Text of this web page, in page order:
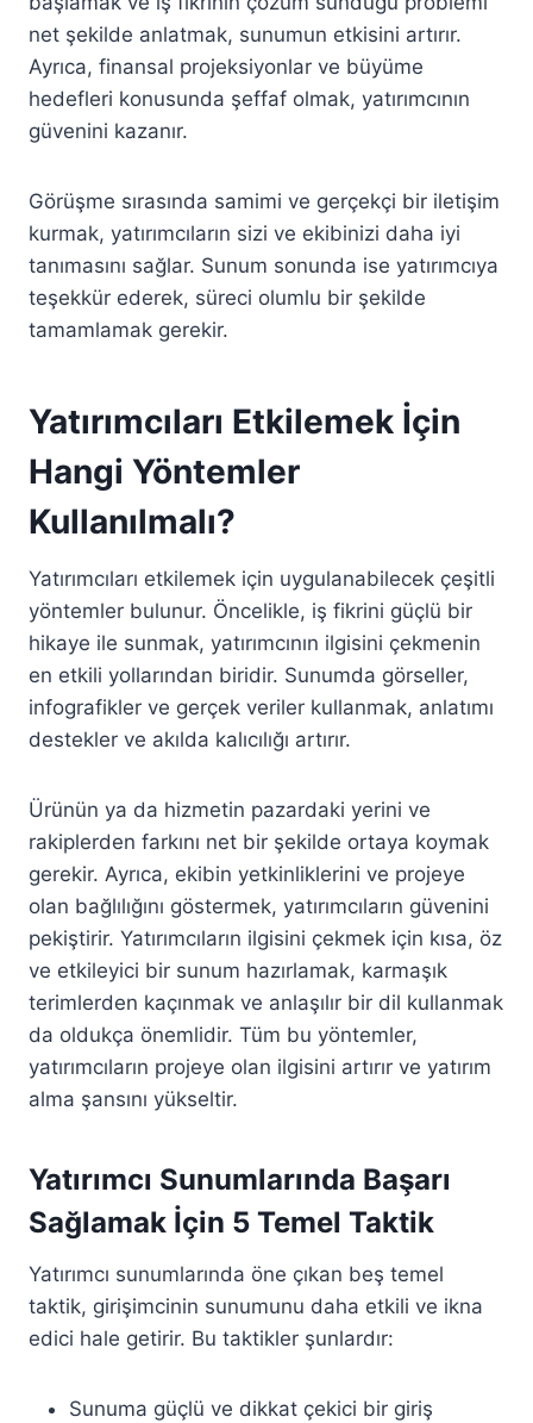
net şekilde anlatmak, sunumun etkisini artırır.
Ayrıca, finansal projeksiyonlar ve büyüme
hedefleri konusunda şeffaf olmak, yatırımcının
güvenini kazanır.
Görüşme sırasında samimi ve gerçekçi bir iletişim
kurmak, yatırımcıların sizi ve ekibinizi daha iyi
tanımasını sağlar. Sunum sonunda ise yatırımcıya
teşekkür ederek, süreci olumlu bir şekilde
tamamlamak gerekir.
Yatırımcıları Etkilemek İçin
Hangi Yöntemler
Kullanılmalı?
Yatırımcıları etkilemek için uygulanabilecek çeşitli
yöntemler bulunur. Öncelikle, iş fikrini güçlü bir
hikaye ile sunmak, yatırımcının ilgisini çekmenin
en etkili yollarından biridir. Sunumda görseller,
infografikler ve gerçek veriler kullanmak, anlatımı
destekler ve akılda kalıcılığı artırır.
Ürünün ya da hizmetin pazardaki yerini ve
rakiplerden farkını net bir şekilde ortaya koymak
gerekir. Ayrıca, ekibin yetkinliklerini ve projeye
olan bağlılığını göstermek, yatırımcıların güvenini
pekiştirir. Yatırımcıların ilgisini çekmek için kısa, öz
ve etkileyici bir sunum hazırlamak, karmaşık
terimlerden kaçınmak ve anlaşılır bir dil kullanmak
da oldukça önemlidir. Tüm bu yöntemler,
yatırımcıların projeye olan ilgisini artırır ve yatırım
alma şansını yükseltir.
Yatırımcı Sunumlarında Başarı
Sağlamak İçin 5 Temel Taktik
Yatırımcı sunumlarında öne çıkan beş temel
taktik, girişimcinin sunumunu daha etkili ve ikna
edici hale getirir. Bu taktikler şunlardır:
Sunuma güçlü ve dikkat çekici bir giriş